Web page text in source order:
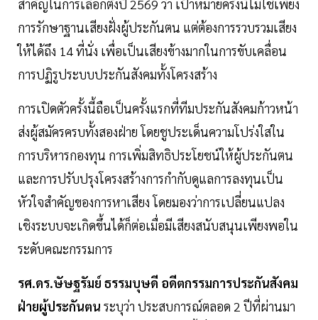
สำคัญในการเลือกตั้งปี 2569 ว่า เป้าหมายครั้งนี้ไม่ใช่เพียง
การรักษาฐานเสียงฝั่งผู้ประกันตน แต่ต้องการรวบรวมเสียง
ให้ได้ถึง 14 ที่นั่ง เพื่อเป็นเสียงข้างมากในการขับเคลื่อน
การปฏิรูประบบประกันสังคมทั้งโครงสร้าง
การเปิดตัวครั้งนี้ถือเป็นครั้งแรกที่ทีมประกันสังคมก้าวหน้า
ส่งผู้สมัครครบทั้งสองฝ่าย โดยชูประเด็นความโปร่งใสใน
การบริหารกองทุน การเพิ่มสิทธิประโยชน์ให้ผู้ประกันตน
และการปรับปรุงโครงสร้างการกำกับดูแลการลงทุนเป็น
หัวใจสำคัญของการหาเสียง โดยมองว่าการเปลี่ยนแปลง
เชิงระบบจะเกิดขึ้นได้ก็ต่อเมื่อมีเสียงสนับสนุนเพียงพอใน
ระดับคณะกรรมการ
รศ.ดร.ษัษฐรัมย์ ธรรมบุษดี อดีตกรรมการประกันสังคม
ฝ่ายผู้ประกันตน ระบุว่า ประสบการณ์ตลอด 2 ปีที่ผ่านมา